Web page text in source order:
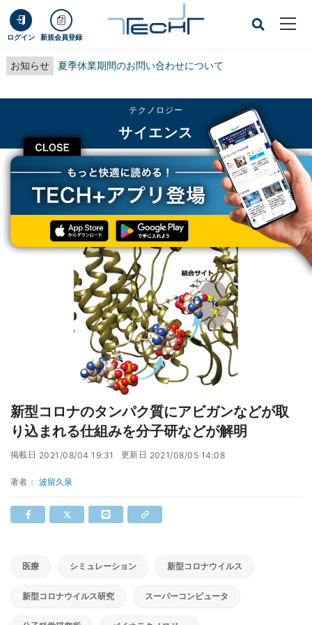
ログイン 新規会員登録
お知らせ 夏季休業期間のお問い合わせについて
CLOSE
テクノロジー
サイエンス
TECH+ テクノロジー
サイエンス
新型コロナのタンパク質にアビガンなどが取り込まれる仕組みを分子研などが解
新型コロナのタンパク質にアビガンなどが取
り込まれる仕組みを分子研などが解明
掲載日 2021/08/04 19:31 更新日 2021/08/05 14:08
著者： 波留久泉
医療 シミュレーション 新型コロナウイルス
新型コロナウイルス研究 スーパーコンピュータ